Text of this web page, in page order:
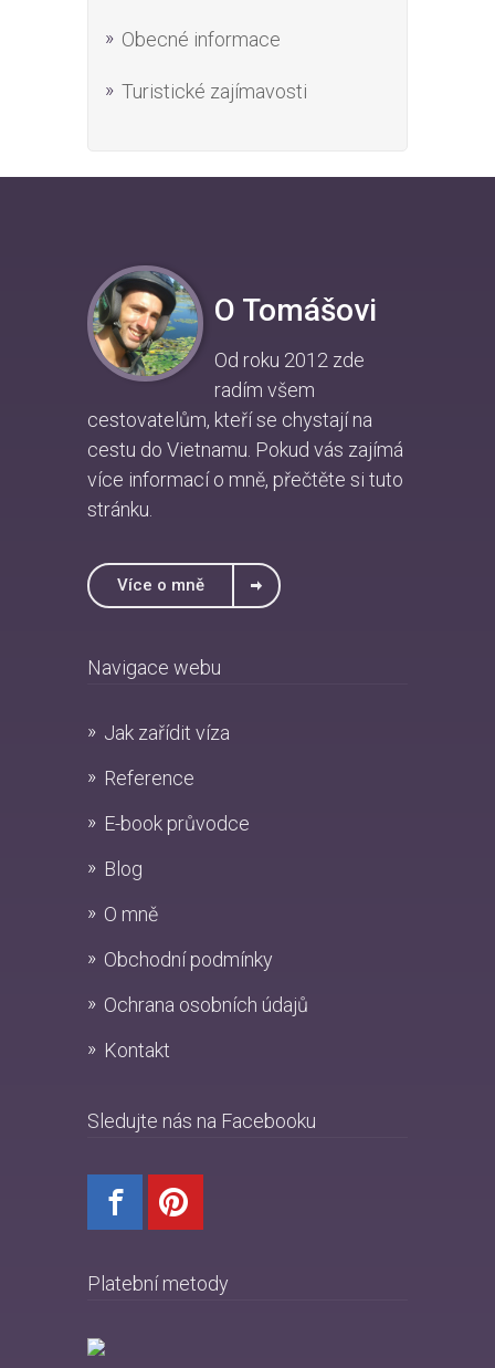
Obecné informace
Turistické zajímavosti
O Tomášovi
Od roku 2012 zde
radím všem
cestovatelům, kteří se chystají na
cestu do Vietnamu. Pokud vás zajímá
více informací o mně, přečtěte si tuto
stránku
Více o mně
Navigace webu
Jak zařídit víza
Reference
E-book průvodce
Blog
O mně
Obchodní podmínky
Ochrana osobních údajů
Kontakt
Sledujte nás na Facebooku
Platební metody